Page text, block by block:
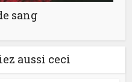
sang
aussi ceci